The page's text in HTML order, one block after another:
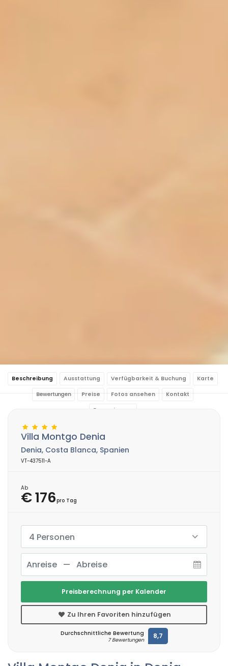
Beschreibung Ausstattung Verfügbarkeit & Buchung Karte
Bewertungen Preise Fotos ansehen Kontakt
Reservierung
Villa Montgo Denia
Denia, Costa Blanca, Spanien
VT-437511-A
Ab
€ 176pro Tag
4 Personen
Preisberechnung per Kalender
Zu Ihren Favoriten hinzufügen
Durchschnittliche Bewertung
7 Bewertungen 8,7